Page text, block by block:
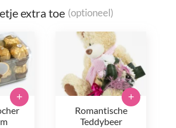
extra toe (optioneel)
+
Romantische
Teddybeer
+